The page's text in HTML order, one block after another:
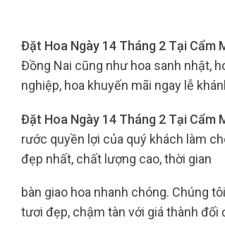
Đặt Hoa Ngày 14 Tháng 2 Tại Cẩm
Đồng Nai cũng như hoa sanh nhật,
nghiệp, hoa khuyến mãi ngay lễ
Đặt Hoa Ngày 14 Tháng 2 Tại Cẩm
rước quyền lợi của quý khách làm
đẹp nhất, chất lượng cao, thời gian
bàn giao hoa nhanh chóng. Chúng
tươi đẹp, chậm tàn với giá thành đối